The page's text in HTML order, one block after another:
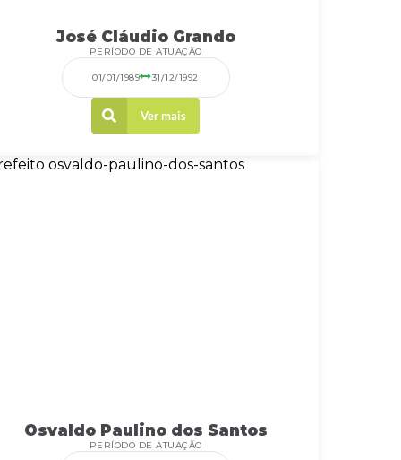
José Cláudio Grando
PERÍODO DE ATUAÇÃO
01/01/1989 31/12/1992
Ver mais
Osvaldo Paulino dos Santos
PERÍODO DE ATUAÇÃO